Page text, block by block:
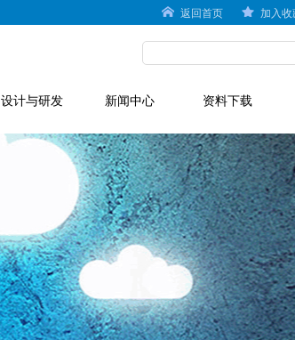
返回首页 加入收
设计与研发 新闻中心 资料下载